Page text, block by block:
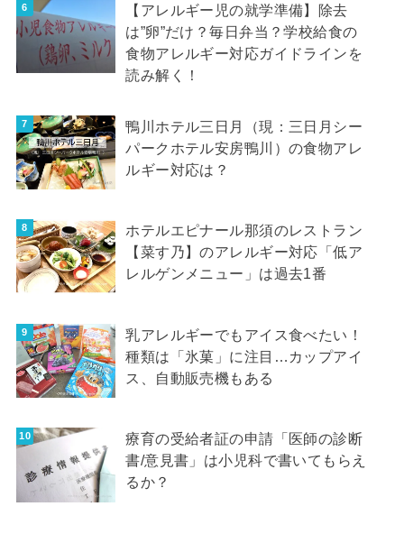
【アレルギー児の就学準備】除去
は”卵”だけ？毎日弁当？学校給食の
食物アレルギー対応ガイドラインを
読み解く！
鴨川ホテル三日月（現：三日月シー
パークホテル安房鴨川）の食物アレ
ルギー対応は？
ホテルエピナール那須のレストラン
【菜す乃】のアレルギー対応「低ア
レルゲンメニュー」は過去1番
乳アレルギーでもアイス食べたい！
種類は「氷菓」に注目…カップアイ
ス、自動販売機もある
療育の受給者証の申請「医師の診断
書/意見書」は小児科で書いてもらえ
るか？